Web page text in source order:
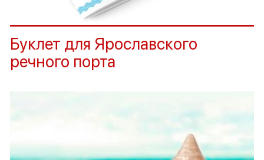
Буклет для Ярославского
речного порта